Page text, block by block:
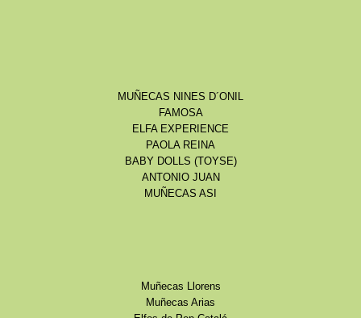
MUÑECAS NINES D´ONIL
FAMOSA
ELFA EXPERIENCE
PAOLA REINA
BABY DOLLS (TOYSE)
ANTONIO JUAN
MUÑECAS ASI
Muñecas Llorens
Muñecas Arias